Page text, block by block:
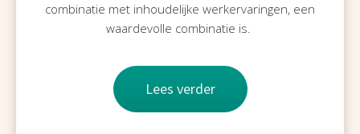
combinatie met inhoudelijke werkervaringen, een
waardevolle combinatie is.
Lees verder